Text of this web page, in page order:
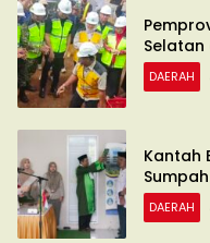
Selatan
DAERAH
Kantah
Sumpah
DAERAH